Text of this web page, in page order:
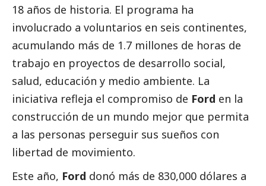
18 años de historia. El programa ha
involucrado a voluntarios en seis continentes,
acumulando más de 1.7 millones de horas de
trabajo en proyectos de desarrollo social,
salud, educación y medio ambiente. La
iniciativa refleja el compromiso de Ford en la
construcción de un mundo mejor que permita
a las personas perseguir sus sueños con
libertad de movimiento.
Este año, Ford donó más de 830,000 dólares a